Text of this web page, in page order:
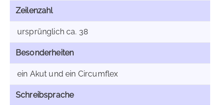
Zeilenzahl
ursprünglich ca. 38
Besonderheiten
ein Akut und ein Circumflex
Schreibsprache